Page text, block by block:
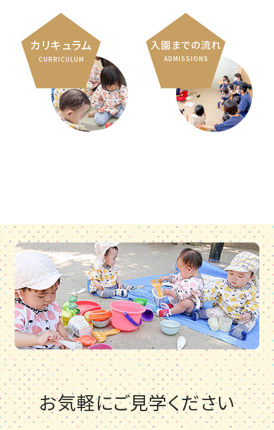
カリキュラム
CURRICULUM
入園までの流れ
ADMISSIONS
お気軽にご見学ください